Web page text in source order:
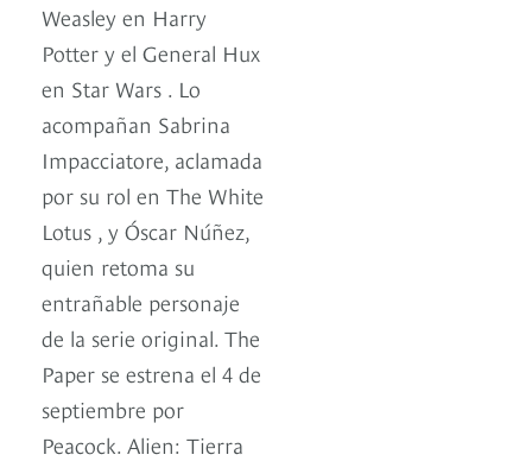
Weasley en Harry
Potter y el General Hux
en Star Wars . Lo
acompañan Sabrina
Impacciatore, aclamada
por su rol en The White
Lotus , y Óscar Núñez,
quien retoma su
entrañable personaje
de la serie original. The
Paper se estrena el 4 de
septiembre por
Peacock. Alien: Tierra